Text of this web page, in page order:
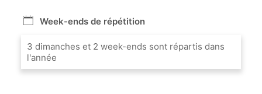
Week-ends de répétition
3 dimanches et 2 week-ends sont répartis dans
l'année